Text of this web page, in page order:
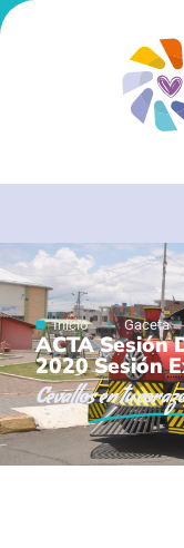
Inicio Gaceta
ACTA Sesión
2020 Sesión
Cevallosen tu